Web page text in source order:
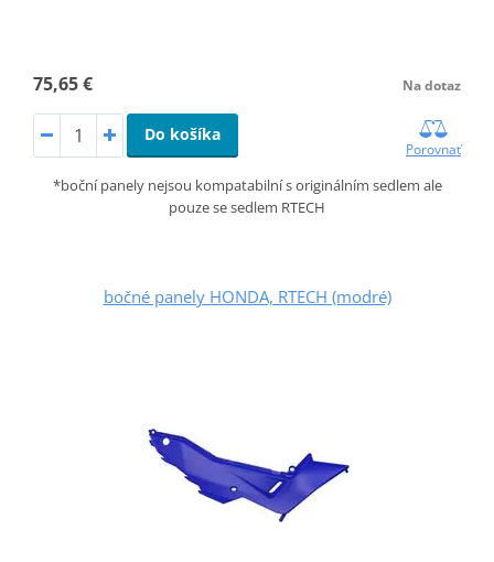
75,65 € Na dotaz
Do košíka
Porovnať
*boční panely nejsou kompatabilní s originálním sedlem ale
pouze se sedlem RTECH
bočné panely HONDA, RTECH (modré)